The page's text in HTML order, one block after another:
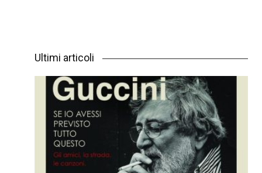
Ultimi articoli